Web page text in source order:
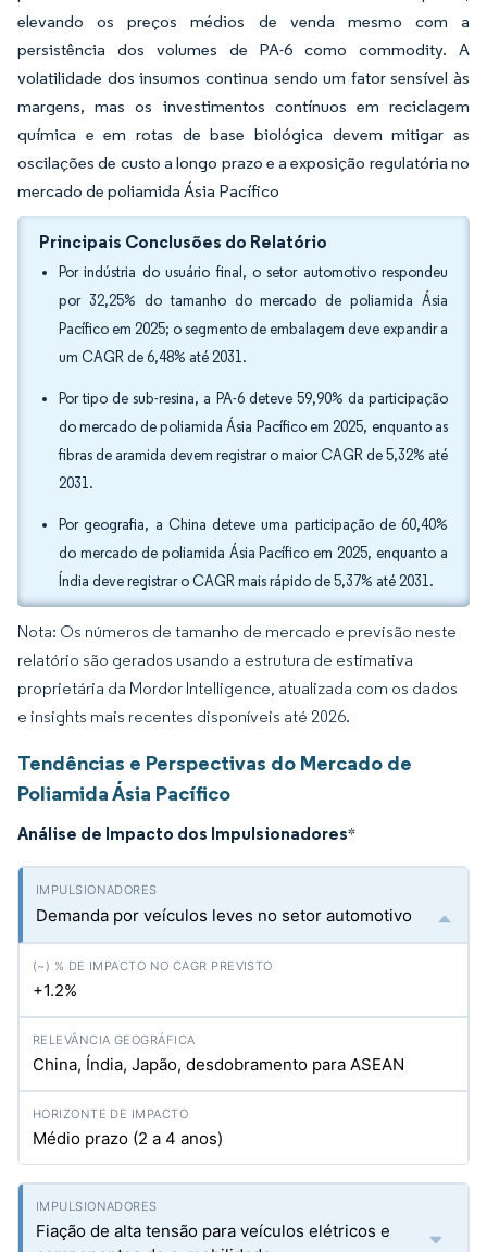
elevando os preços médios de venda mesmo com a
persistência dos volumes de PA-6 como commodity. A
volatilidade dos insumos continua sendo um fator sensível às
margens, mas os investimentos contínuos em reciclagem
química e em rotas de base biológica devem mitigar as
oscilações de custo a longo prazo e a exposição regulatória no
mercado de poliamida Ásia Pacífico
Principais Conclusões do Relatório
Por indústria do usuário final, o setor automotivo respondeu
por 32,25% do tamanho do mercado de poliamida Ásia
Pacífico em 2025; o segmento de embalagem deve expandir a
um CAGR de 6,48% até 2031.
Por tipo de sub-resina, a PA-6 deteve 59,90% da participação
do mercado de poliamida Ásia Pacífico em 2025, enquanto as
fibras de aramida devem registrar o maior CAGR de 5,32% até
2031.
Por geografia, a China deteve uma participação de 60,40%
do mercado de poliamida Ásia Pacífico em 2025, enquanto a
Índia deve registrar o CAGR mais rápido de 5,37% até 2031.
Nota: Os números de tamanho de mercado e previsão neste
relatório são gerados usando a estrutura de estimativa
proprietária da Mordor Intelligence, atualizada com os dados
e insights mais recentes disponíveis até 2026.
Tendências e Perspectivas do Mercado de
Poliamida Ásia Pacífico
Análise de Impacto dos Impulsionadores*
Demanda por veículos leves no setor automotivo
+1.2%
China, Índia, Japão, desdobramento para ASEAN
Médio prazo (2 a 4 anos)
Fiação de alta tensão para veículos elétricos e